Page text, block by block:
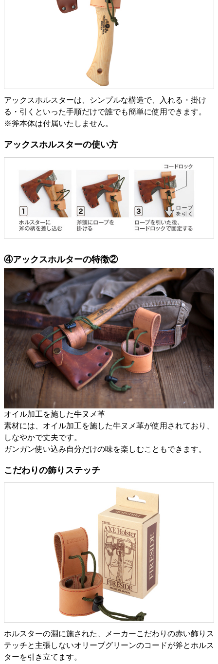
アックスホルスターは、シンプルな構造で、入れる・掛け
る・引くといった手順だけで誰でも簡単に使用できます。
※斧本体は付属いたしません。
アックスホルスターの使い方
④アックスホルターの特徴②
オイル加工を施した牛ヌメ革
素材には、オイル加工を施した牛ヌメ革が使用されており、
しなやかで丈夫です。
ガンガン使い込み自分だけの味を楽しむこともできます。
こだわりの飾りステッチ
ホルスターの淵に施された、メーカーこだわりの赤い飾りス
テッチと主張しないオリーブグリーンのコードが斧とホルス
ターを引き立てます。